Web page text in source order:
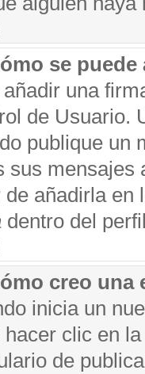
se
añadir una
de Usuario.
publique un
sus mensajes
de añadirla
dentro del
creo una
inicia un
hacer clic en
de